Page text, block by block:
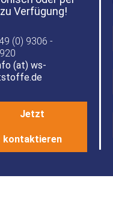
Verfügung!
(0) 9306 -
(at) ws-
Jetzt
kontaktieren